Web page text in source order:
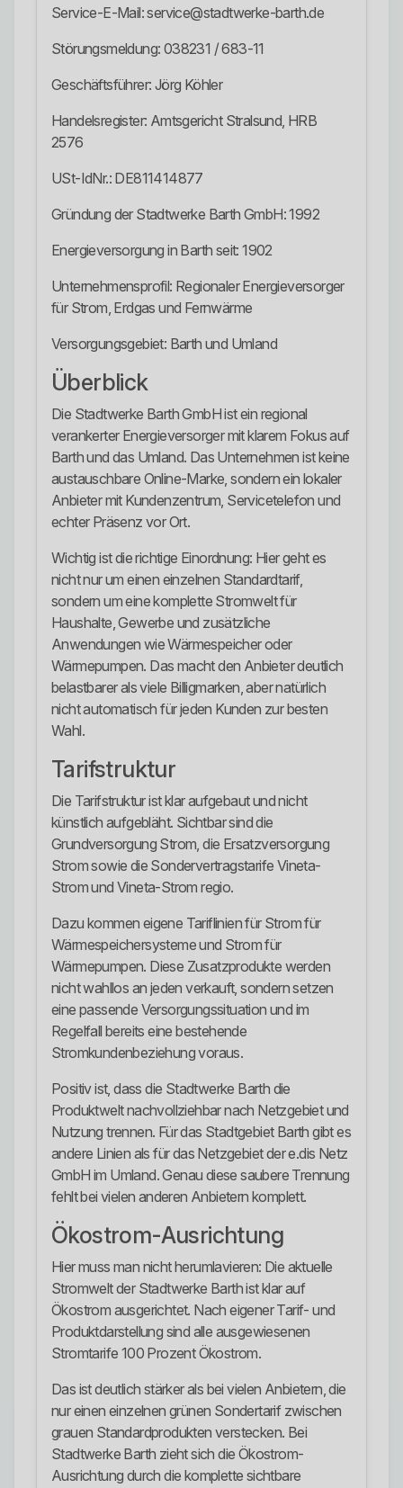
Service-E-Mail: service@stadtwerke-barth.de
Störungsmeldung: 038231 / 683-11
Geschäftsführer: Jörg Köhler
Handelsregister: Amtsgericht Stralsund, HRB
2576
USt-IdNr.: DE811414877
Gründung der Stadtwerke Barth GmbH: 1992
Energieversorgung in Barth seit: 1902
Unternehmensprofil: Regionaler Energieversorger
für Strom, Erdgas und Fernwärme
Versorgungsgebiet: Barth und Umland
Überblick
Die Stadtwerke Barth GmbH ist ein regional
verankerter Energieversorger mit klarem Fokus auf
Barth und das Umland. Das Unternehmen ist keine
austauschbare Online-Marke, sondern ein lokaler
Anbieter mit Kundenzentrum, Servicetelefon und
echter Präsenz vor Ort.
Wichtig ist die richtige Einordnung: Hier geht es
nicht nur um einen einzelnen Standardtarif,
sondern um eine komplette Stromwelt für
Haushalte, Gewerbe und zusätzliche
Anwendungen wie Wärmespeicher oder
Wärmepumpen. Das macht den Anbieter deutlich
belastbarer als viele Billigmarken, aber natürlich
nicht automatisch für jeden Kunden zur besten
Wahl.
Tarifstruktur
Die Tarifstruktur ist klar aufgebaut und nicht
künstlich aufgebläht. Sichtbar sind die
Grundversorgung Strom, die Ersatzversorgung
Strom sowie die Sondervertragstarife Vineta-
Strom und Vineta-Strom regio.
Dazu kommen eigene Tariflinien für Strom für
Wärmespeichersysteme und Strom für
Wärmepumpen. Diese Zusatzprodukte werden
nicht wahllos an jeden verkauft, sondern setzen
eine passende Versorgungssituation und im
Regelfall bereits eine bestehende
Stromkundenbeziehung voraus.
Positiv ist, dass die Stadtwerke Barth die
Produktwelt nachvollziehbar nach Netzgebiet und
Nutzung trennen. Für das Stadtgebiet Barth gibt es
andere Linien als für das Netzgebiet der e.dis Netz
GmbH im Umland. Genau diese saubere Trennung
fehlt bei vielen anderen Anbietern komplett.
Ökostrom-Ausrichtung
Hier muss man nicht herumlavieren: Die aktuelle
Stromwelt der Stadtwerke Barth ist klar auf
Ökostrom ausgerichtet. Nach eigener Tarif- und
Produktdarstellung sind alle ausgewiesenen
Stromtarife 100 Prozent Ökostrom.
Das ist deutlich stärker als bei vielen Anbietern, die
nur einen einzelnen grünen Sondertarif zwischen
grauen Standardprodukten verstecken. Bei
Stadtwerke Barth zieht sich die Ökostrom-
Ausrichtung durch die komplette sichtbare